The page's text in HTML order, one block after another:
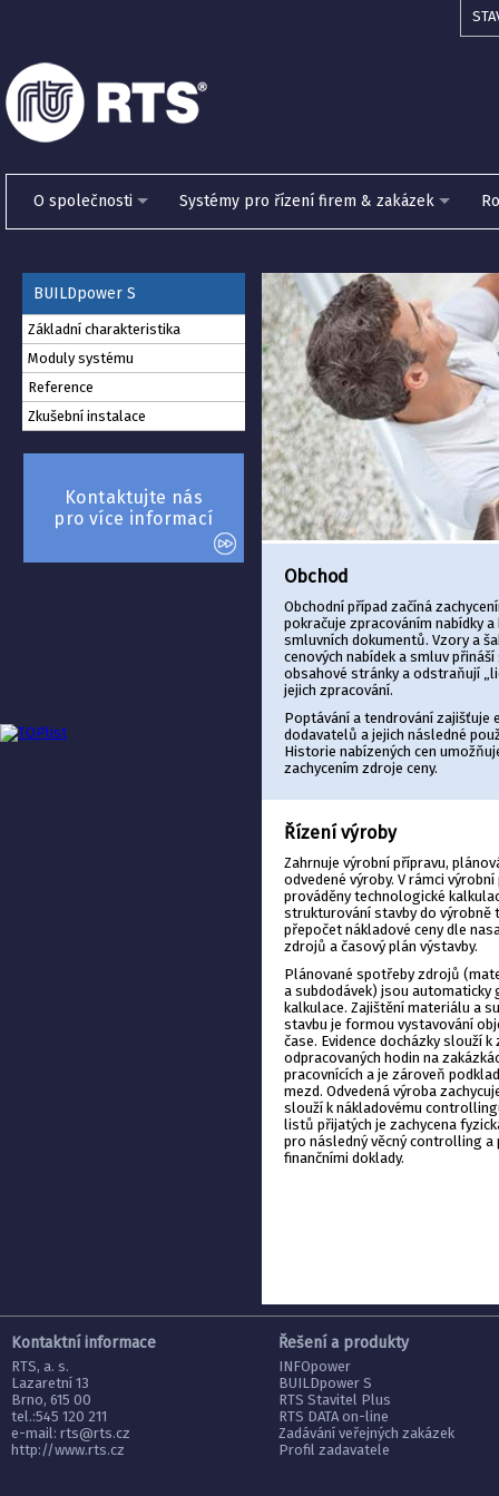
O společnosti Systémy pro řízení firem & zakázek
BUILDpower S
Základní charakteristika
Moduly systému
Reference
Zkušební instalace
Kontaktujte nás
pro více informací
Obchod
Obchodní případ začíná
pokračuje zpracováním nabídky a
smluvních dokumentů. Vzory a
cenových nabídek a smluv
obsahové stránky a odstraňují
jejich zpracování.
Poptávání a tendrování zajišťuje
dodavatelů a jejich následné
Historie nabízených cen
zachycením zdroje ceny.
Řízení výroby
Zahrnuje výrobní přípravu,
odvedené výroby. V rámci
prováděny technologické
strukturování stavby do výrobně
přepočet nákladové ceny dle
zdrojů a časový plán výstavby.
Plánované spotřeby zdrojů
a subdodávek) jsou automaticky
kalkulace. Zajištění materiálu a
stavbu je formou vystavování
čase. Evidence docházky slouží k
odpracovaných hodin na
pracovnících a je zároveň
mezd. Odvedená výroba
slouží k nákladovému
listů přijatých je zachycena
pro následný věcný controlling a
finančními doklady.
Řešení a produkty
INFOpower
BUILDpower S
RTS Stavitel Plus
RTS DATA on-line
Zadávání veřejných zakázek
Profil zadavatele
Kontaktní informace
RTS, a. s.
Lazaretní 13
Brno, 615 00
tel.:545 120 211
e-mail: rts@rts.cz
http://www.rts.cz